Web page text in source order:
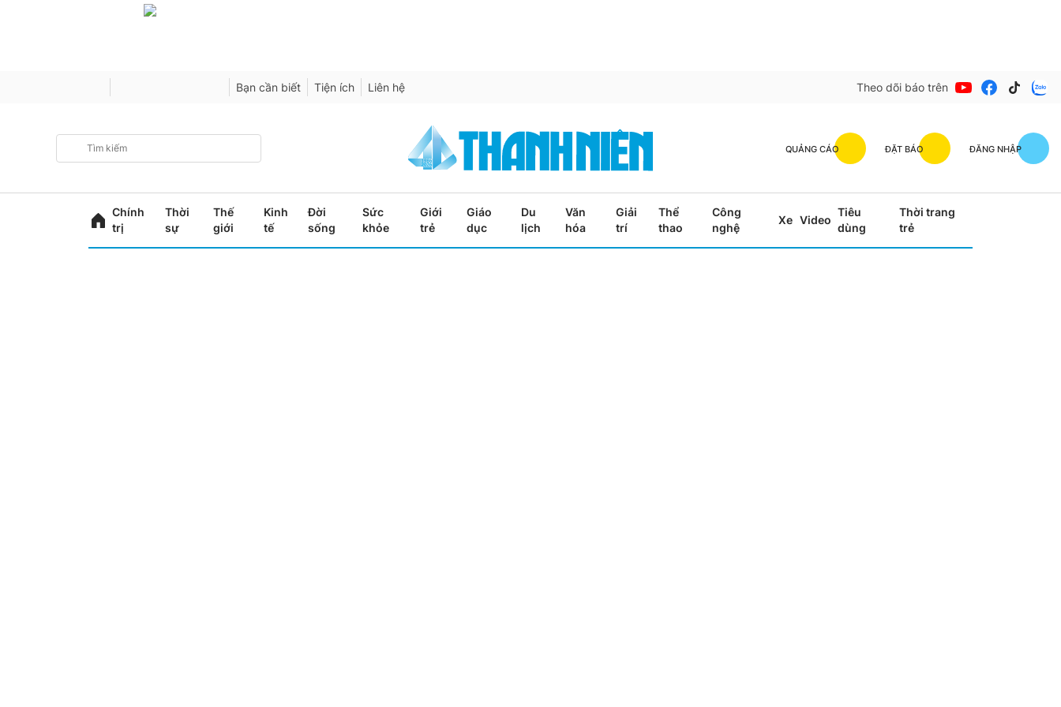
Bạn cần biết Tiện ích Liên hệ Theo dõi báo trên
QUẢNG CÁO ĐẶT BÁO ĐĂNG NHẬP
Chính
trị
Thời
sự
Thế
giới
Kinh
tế
Đời
sống
Sức
khỏe
Giới
trẻ
Giáo
dục
Du
lịch
Văn
hóa
Giải
trí
Thể
thao
Công
nghệ
Xe Video
Tiêu
dùng
Thời trang
trẻ